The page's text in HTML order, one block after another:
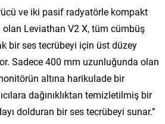
ve iki pasif radyatörle kompakt
olan Leviathan V2 X, tüm cümbüş
bir ses tecrübeyi için üst düzey
Sadece 400 mm uzunluğunda olan
altına harikulade bir
dağınıklıktan temizletilmiş bir
dolduran bir ses tecrübeyi sunar.”